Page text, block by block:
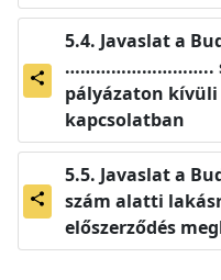
share
Javaslat a
………………………..
pályázaton kívüli
kapcsolatban
share
Javaslat a
szám alatti
előszerződés